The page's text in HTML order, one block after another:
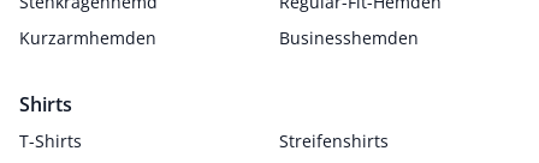
Kurzarmhemden
Businesshemden
Shirts
T-Shirts
Streifenshirts